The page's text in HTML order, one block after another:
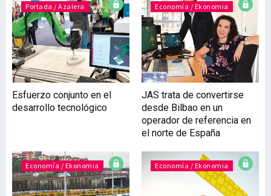
y personas instaladas
Portada / Azalera
Esfuerzo conjunto en el
desarrollo tecnológico
Economía / Ekonomia
JAS trata de convertirse
desde Bilbao en un
operador de referencia en
el norte de España
Economía / Ekonomia Economía / Ekonomia